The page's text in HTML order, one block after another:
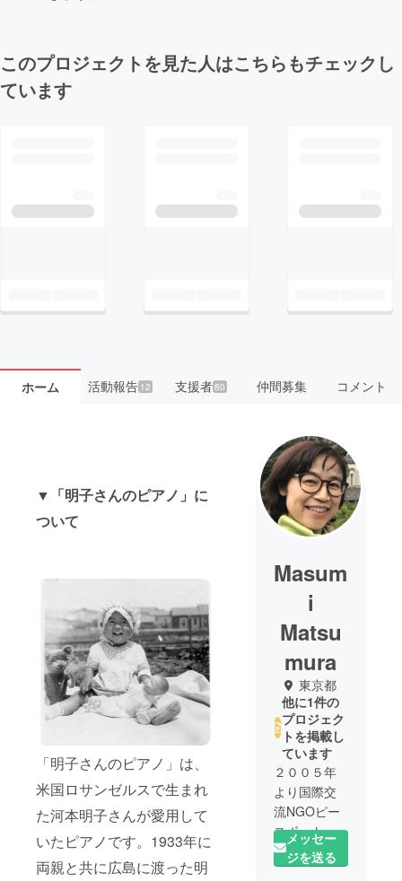
このプロジェクトを見た人はこちらもチェックし
ています
ホーム 活動報告12 支援者80 仲間募集 コメント
▼「明子さんのピアノ」に
ついて
「明子さんのピアノ」は、
米国ロサンゼルスで生まれ
た河本明子さんが愛用して
いたピアノです。1933年に
両親と共に広島に渡った明
Masum
i
Matsu
mura
東京都
他に1件の
プロジェク
トを掲載し
ています
２００５年
より国際交
流NGOピー
スボートス
タッフ。
国内では、
メッセー
ジを送る